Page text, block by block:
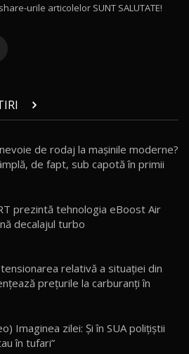
aventura cu luxul / AutoBlog.MD
care face lumea să se întoarcă după el
urile articolelor SUNT SALUTATE!
de rodaj la mașinile moderne?
de fapt, sub capotă în primii
prezintă tehnologia eBoost Air
decalajul turbo
relativă a situației din
prețurile la carburanți în
Imaginea zilei: Și în SUA polițiștii
în tufari”